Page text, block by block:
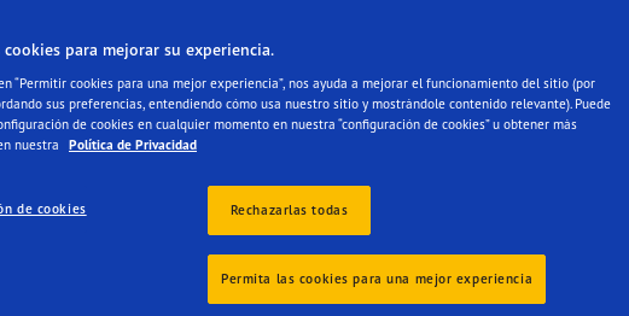
de tus neumáticos
Performance 3
4Seasons Gen-3
EfficientGrip Performance 2
Neumático Oficial
Neumáticos Goodyear
CORTES TALLER
para mejorar su experiencia.
“Permitir cookies para una mejor experiencia”, nos ayuda a mejorar el funcionamiento del sitio (por
sus preferencias, entendiendo cómo usa nuestro sitio y mostrándole contenido relevante). Puede
de cookies en cualquier momento en nuestra “configuración de cookies” u obtener más
nuestra
Política de Privacidad
de cookies Rechazarlas todas
Permita las cookies para una mejor experiencia